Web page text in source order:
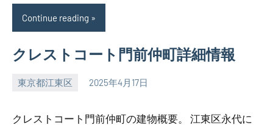
Continue reading
クレストコート門前仲町詳細情報
東京都江東区 2025年4月17日
SEZIMO
クレストコート門前仲町の建物概要。 江東区永代に